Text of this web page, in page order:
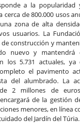
a la
cerca de 800.000 usos
zona de alta
usuarios. La
construcción y
nuevo y mantendrá
los 5.731 actuales,
el pavimento
del alumbrado. La
2 millones de
de la gestión
menores, en línea
del Jardín del Túria.